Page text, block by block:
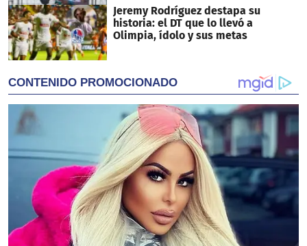
Jeremy Rodríguez destapa su
historia: el DT que lo llevó a
Olimpia, ídolo y sus metas